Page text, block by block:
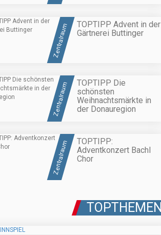
Zentralraum
TOPTIPP Advent in der
Gärtnerei Buttinger
Zentralraum
TOPTIPP Die
schönsten
Weihnachtsmärkte in
der Donauregion
Zentralraum
TOPTIPP:
Adventkonzert Bachl
Chor
TOPTHEMEN